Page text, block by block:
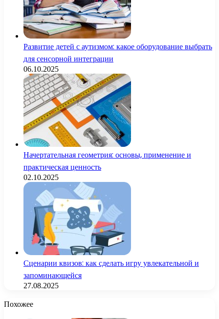
Развитие детей с аутизмом: какое оборудование выбрать
для сенсорной интеграции
06.10.2025
Начертательная геометрия: основы, применение и
практическая ценность
02.10.2025
Сценарии квизов: как сделать игру увлекательной и
запоминающейся
27.08.2025
Похожее